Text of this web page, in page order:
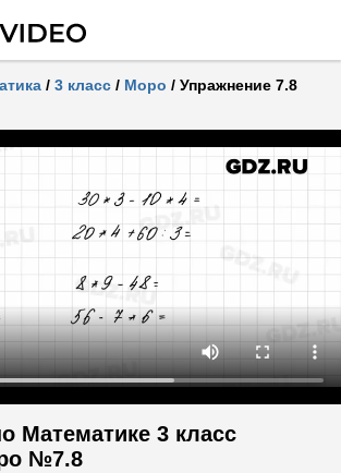
/ 3 класс / Моро / Упражнение 7.8
Математике 3 класс
№7.8